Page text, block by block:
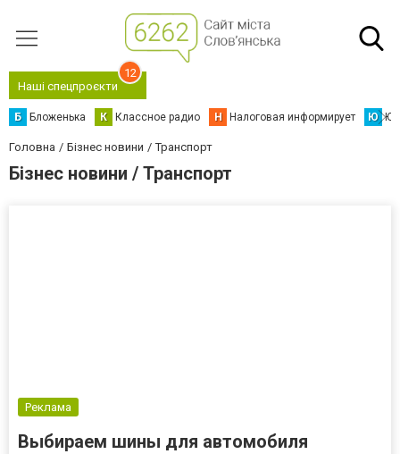
Наші спецпроєкти
12
Б Бложенька К Классное радио Н Налоговая информирует Ю
Головна Бізнес новини Транспорт
Бізнес новини / Транспорт
Реклама
Выбираем шины для автомобиля